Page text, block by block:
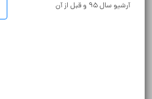
آرشیو سال ۹۵ و قبل از آن